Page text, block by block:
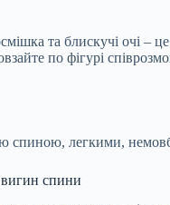
та блискучі очі –
по фігурі
спиною, легкими,
спини